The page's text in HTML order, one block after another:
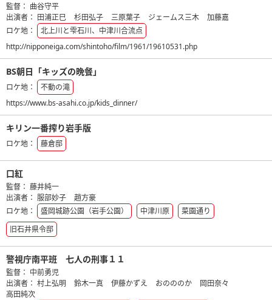
監督： 曲谷守平
出演者： 田浦正巳 杉田弘子 三原葉子 ジェームス三木
加藤嘉
ロケ地：
北上川と雫石川、中津川合流点
http://nipponeiga.com/shintoho/film/1961/19610531.php
BS朝日「キッズの晩餐」
ロケ地：
不動の滝
https://www.bs-asahi.co.jp/kids_dinner/
キリン一番搾り岩手版
ロケ地： 藤倉邸
口紅
監督： 藤井純一
出演者： 服部妙子
趙方豪
ロケ地：
盛岡城跡公園（岩手公園） 中津川原
菜園通り
旧石井県令邸
警視庁南平班 七人の刑事１１
監督： 中前勇児
出演者： 村上弘明 鈴木一真 伊藤かずえ おのののか
岡田奈々
高田純次